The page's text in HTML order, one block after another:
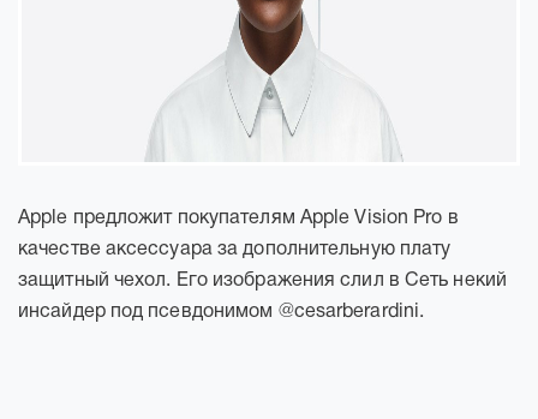
Apple предложит покупателям Apple Vision Pro в
качестве аксессуара за дополнительную плату
защитный чехол. Его изображения слил в Сеть некий
инсайдер под псевдонимом @cesarberardini.